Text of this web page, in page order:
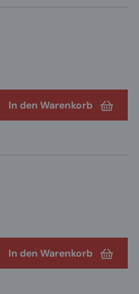
In den Warenkorb
In den Warenkorb